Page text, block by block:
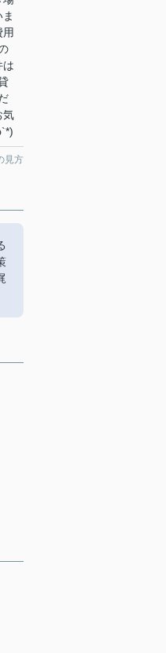
は
気
見方